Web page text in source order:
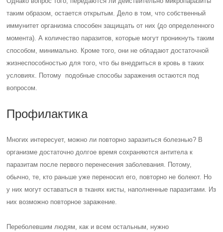
таким образом, остается открытым. Дело в том, что собственный
иммунитет организма способен защищать от них (до определенного
момента). А количество паразитов, которые могут проникнуть таким
способом, минимально. Кроме того, они не обладают достаточной
жизнеспособностью для того, что бы внедриться в кровь в таких
условиях. Потому подобные способы заражения остаются под
вопросом.
Профилактика
Многих интересует, можно ли повторно заразиться болезнью? В
организме достаточно долгое время сохраняются антитела к
паразитам после первого перенесения заболевания. Потому,
обычно, те, кто раньше уже переносил его, повторно не болеют. Но
у них могут оставаться в тканях кисты, наполненные паразитами. Из
них возможно повторное заражение.
Переболевшим людям, как и всем остальным, нужно